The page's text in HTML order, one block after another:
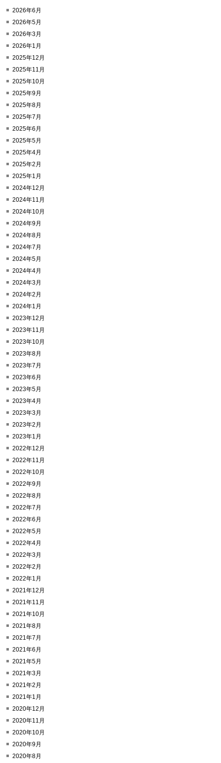
2026年6月
2026年5月
2026年3月
2026年1月
2025年12月
2025年11月
2025年10月
2025年9月
2025年8月
2025年7月
2025年6月
2025年5月
2025年4月
2025年2月
2025年1月
2024年12月
2024年11月
2024年10月
2024年9月
2024年8月
2024年7月
2024年5月
2024年4月
2024年3月
2024年2月
2024年1月
2023年12月
2023年11月
2023年10月
2023年8月
2023年7月
2023年6月
2023年5月
2023年4月
2023年3月
2023年2月
2023年1月
2022年12月
2022年11月
2022年10月
2022年9月
2022年8月
2022年7月
2022年6月
2022年5月
2022年4月
2022年3月
2022年2月
2022年1月
2021年12月
2021年11月
2021年10月
2021年8月
2021年7月
2021年6月
2021年5月
2021年3月
2021年2月
2021年1月
2020年12月
2020年11月
2020年10月
2020年9月
2020年8月